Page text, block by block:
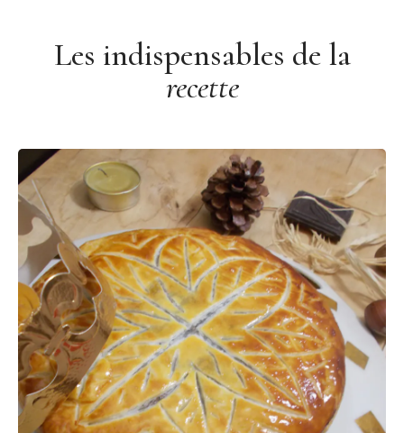
Les indispensables de la
recette